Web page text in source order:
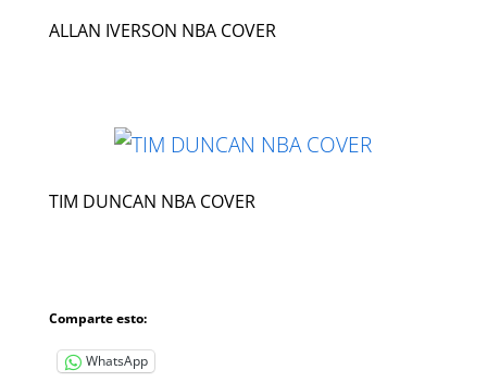
ALLAN IVERSON NBA COVER
TIM DUNCAN NBA COVER
Comparte esto:
WhatsApp